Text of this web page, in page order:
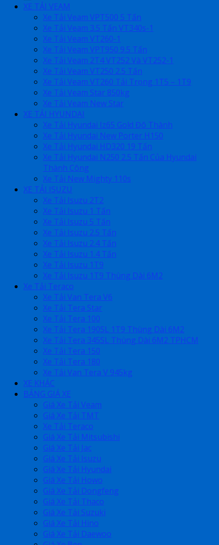
XE TẢI VEAM
Xe Tải Veam VPT500 5 Tấn
Xe Tải Veam 3.5 Tấn VT340s-1
Xe Tải Veam VT260-1
Xe Tải Veam VPT950 9.5 Tấn
Xe Tải Veam 2T4 VT252 Và VT252-1
Xe Tải Veam VT250 2.5 Tấn
Xe Tải Veam VT260 Tải Trọng 1T5 – 1T9
Xe Tải Veam Star 850kg
Xe Tải Veam New Star
XE TẢI HYUNDAI
Xe Tải Hyundai Iz65 Gold Đô Thành
Xe Tải Hyundai New Porter H150
Xe Tải Hyundai HD320 19 Tấn
Xe Tải Hyundai N250 2.5 Tấn Của Hyundai
Thành Công
Xe Tải New Mighty 110s
XE TẢI ISUZU
Xe Tải Isuzu 2T2
Xe Tải Isuzu 1 Tấn
Xe Tải Isuzu 5 Tấn
Xe Tải Isuzu 2.5 Tấn
Xe Tải Isuzu 2.4 Tấn
Xe Tải Isuzu 1.4 Tấn
Xe Tải Isuzu 1T9
Xe Tải Isuzu 1T9 Thùng Dài 6M2
Xe Tải Teraco
Xe Tải Van Tera V6
Xe Tải Tera Star
Xe Tải Tera 100
Xe Tải Tera 190SL 1T9 Thùng Dài 6M2
Xe Tải Tera 345SL Thùng Dài 6M2 TPHCM
Xe Tải Tera 150
Xe Tải Tera 180
Xe Tải Van Tera V 945kg
XE KHÁC
BẢNG GIÁ XE
Giá Xe Tải Veam
Giá Xe Tải TMT
Xe Tải Teraco
Giá Xe Tải Mitsubishi
Giá Xe Tải Jac
Giá Xe Tải Isuzu
Giá Xe Tải Hyundai
Giá Xe Tải Howo
Giá Xe Tải Dongfeng
Giá Xe Tải Thaco
Giá Xe Tải Suzuki
Giá Xe Tải Hino
Giá Xe Tải Daewoo